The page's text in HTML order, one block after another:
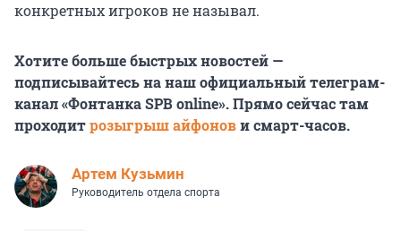
конкретных игроков не называл.
Хотите больше быстрых новостей —
подписывайтесь на наш официальный телеграм-
канал «Фонтанка SPB online». Прямо сейчас там
проходитрозыгрыш айфонови смарт-часов.
Артем Кузьмин
Руководитель отдела спорта